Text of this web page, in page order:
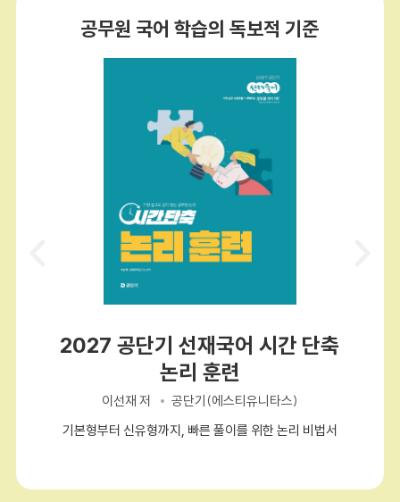
공무원 국어 학습의 독보적 기준
2027 공단기 선재국어 시간 단축
논리 훈련
이선재 저
공단기(에스티유니타스)
기본형부터 신유형까지, 빠른 풀이를 위한 논리 비법서